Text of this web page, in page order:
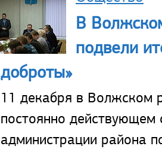
В
подвели
доброты»
11 декабря в Волжском
постоянно действующем
администрации района